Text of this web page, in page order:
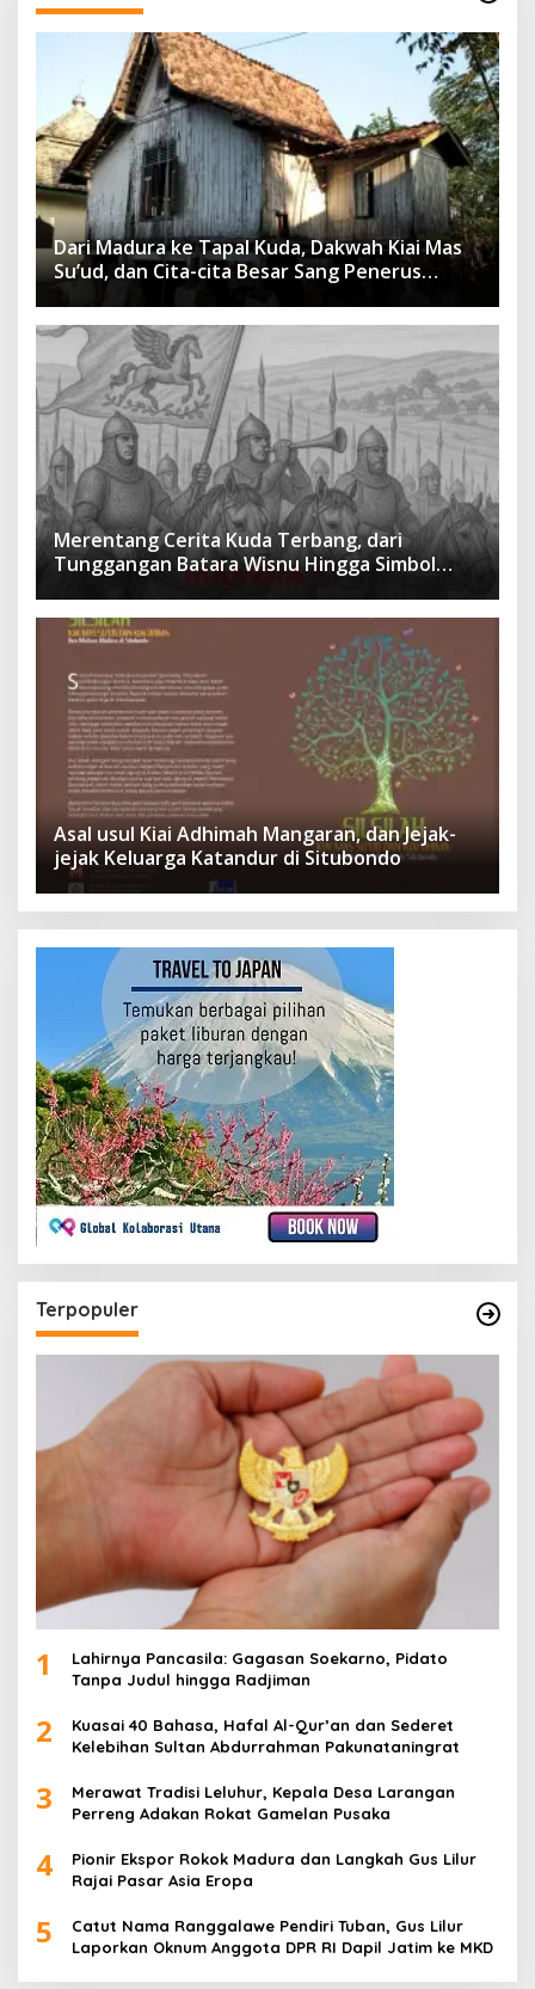
Dari Madura ke Tapal Kuda, Dakwah Kiai Mas
Su’ud, dan Cita-cita Besar Sang Penerus
Merentang Cerita Kuda Terbang, dari
Tunggangan Batara Wisnu Hingga Simbol
Asal usul Kiai Adhimah Mangaran, dan Jejak-
jejak Keluarga Katandur di Situbondo
Terpopuler
1
Lahirnya Pancasila: Gagasan Soekarno, Pidato
Tanpa Judul hingga Radjiman
2
Kuasai 40 Bahasa, Hafal Al-Qur’an dan Sederet
Kelebihan Sultan Abdurrahman Pakunataningrat
3
Merawat Tradisi Leluhur, Kepala Desa Larangan
Perreng Adakan Rokat Gamelan Pusaka
4
Pionir Ekspor Rokok Madura dan Langkah Gus Lilur
Rajai Pasar Asia Eropa
5
Catut Nama Ranggalawe Pendiri Tuban, Gus Lilur
Laporkan Oknum Anggota DPR RI Dapil Jatim ke MKD